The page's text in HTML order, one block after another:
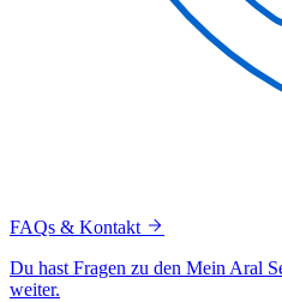
FAQs & Kontakt
Du hast Fragen zu den Mein Aral
weiter.